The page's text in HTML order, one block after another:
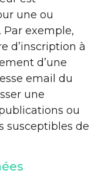
une ou
Par exemple,
d’inscription à
d’une
email du
une
ou
susceptibles de